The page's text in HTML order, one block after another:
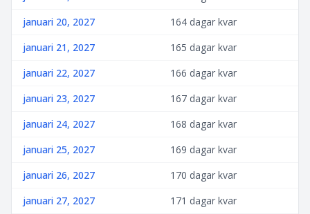
januari 20, 2027
164 dagar kvar
januari 21, 2027
165 dagar kvar
januari 22, 2027
166 dagar kvar
januari 23, 2027
167 dagar kvar
januari 24, 2027
168 dagar kvar
januari 25, 2027
169 dagar kvar
januari 26, 2027
170 dagar kvar
januari 27, 2027
171 dagar kvar